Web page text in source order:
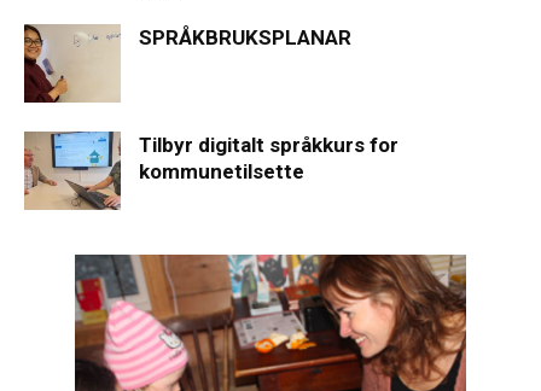
SPRÅKBRUKSPLANAR
Tilbyr digitalt språkkurs for
kommunetilsette